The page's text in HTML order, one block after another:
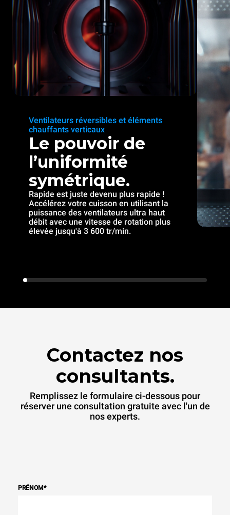
Ventilateurs réversibles et éléments
chauffants verticaux
Le pouvoir de
l’uniformité
symétrique.
Rapide est juste devenu plus rapide !
Accélérez votre cuisson en utilisant la
puissance des ventilateurs ultra haut
débit avec une vitesse de rotation plus
élevée jusqu'à 3 600 tr/min.
Contactez nos
consultants.
Remplissez le formulaire ci-dessous pour
réserver une consultation gratuite avec l'un de
nos experts.
PRÉNOM*